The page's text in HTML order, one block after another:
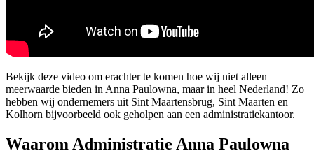
Bekijk deze video om erachter te komen hoe wij niet alleen
meerwaarde bieden in Anna Paulowna, maar in heel Nederland! Zo
hebben wij ondernemers uit Sint Maartensbrug, Sint Maarten en
Kolhorn bijvoorbeeld ook geholpen aan een administratiekantoor.
Waarom Administratie Anna Paulowna